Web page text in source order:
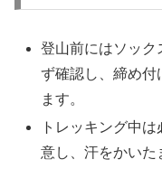
登山前にはソック
ず確認し、締め付
ます。
トレッキング中
意し、汗をかいた